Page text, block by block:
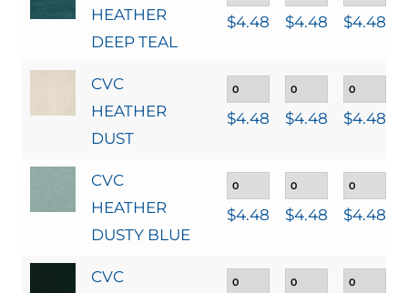
HEATHER
DEEP TEAL
$4.48 $4.48 $4.48
CVC
HEATHER
DUST
$4.48 $4.48 $4.48
CVC
HEATHER
DUSTY BLUE
$4.48 $4.48 $4.48
CVC